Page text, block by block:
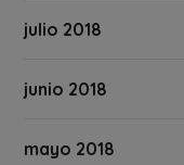
julio 2018
junio 2018
mayo 2018